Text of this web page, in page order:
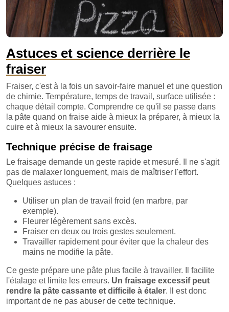
Astuces et science derrière le
fraiser
Fraiser, c'est à la fois un savoir-faire manuel et une question
de chimie. Température, temps de travail, surface utilisée :
chaque détail compte. Comprendre ce qu'il se passe dans
la pâte quand on fraise aide à mieux la préparer, à mieux la
cuire et à mieux la savourer ensuite.
Technique précise de fraisage
Le fraisage demande un geste rapide et mesuré. Il ne s'agit
pas de malaxer longuement, mais de maîtriser l'effort.
Quelques astuces :
Utiliser un plan de travail froid (en marbre, par
exemple).
Fleurer légèrement sans excès.
Fraiser en deux ou trois gestes seulement.
Travailler rapidement pour éviter que la chaleur des
mains ne modifie la pâte.
Ce geste prépare une pâte plus facile à travailler. Il facilite
l'étalage et limite les erreurs. Un fraisage excessif peut
rendre la pâte cassante et difficile à étaler. Il est donc
important de ne pas abuser de cette technique.